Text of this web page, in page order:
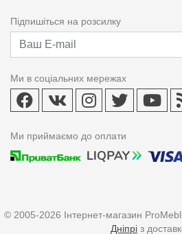
Підпишіться на розсилку
Ми в соціальних мережах
Ми приймаємо до оплати
© 2005-2026 Інтернет-магазин
Дніпрі з